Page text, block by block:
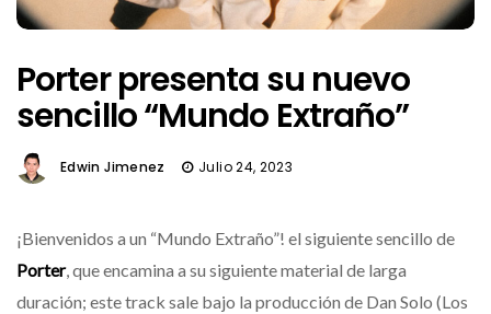
Porter presenta su nuevo
sencillo “Mundo Extraño”
Edwin Jimenez Julio 24, 2023
¡Bienvenidos a un “Mundo Extraño”! el siguiente sencillo de
Porter, que encamina a su siguiente material de larga
duración; este track sale bajo la producción de Dan Solo (Los